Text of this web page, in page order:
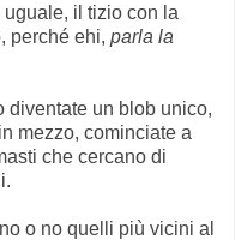
il tizio con la
perché ehi, parla la
diventate un blob unico,
mezzo, cominciate a
che cercano di
o no quelli più vicini al